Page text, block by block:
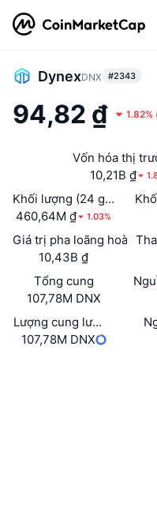
DynexDNX #2343
94,82 ₫ 1.82%
Vốn hóa thị
10,21B ₫
Khối lượng (24 giờ)
460,64M ₫
1.03%
Giá trị pha loãng hoàn
10,43B ₫
Tổng cung
107,78M DNX
Lượng cung lưu hành
107,78M DNX